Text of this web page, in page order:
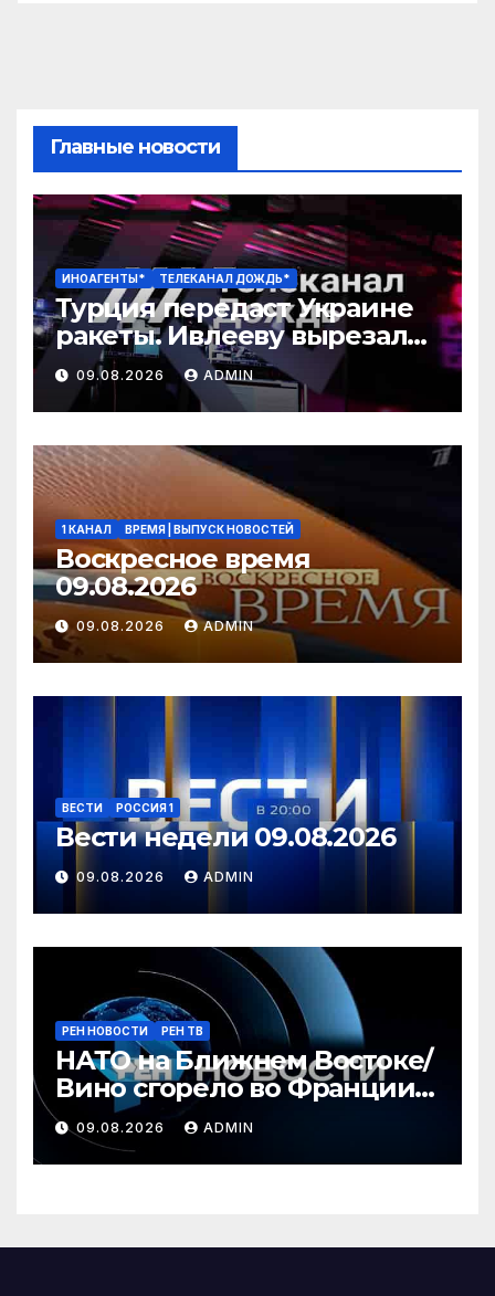
Главные новости
ИНОАГЕНТЫ* ТЕЛЕКАНАЛ ДОЖДЬ*
Турция передаст Украине
ракеты. Ивлееву вырезали
из фильма. Китайские
машины ломаются из-за
бензина
09.08.2026 ADMIN
1 КАНАЛ ВРЕМЯ | ВЫПУСК НОВОСТЕЙ
Воскресное время
09.08.2026
09.08.2026 ADMIN
ВЕСТИ РОССИЯ 1
Вести недели 09.08.2026
09.08.2026 ADMIN
РЕН НОВОСТИ РЕН ТВ
НАТО на Ближнем Востоке/
Вино сгорело во Франции /
Ядовитые пауки в РФ/ РЕН
Новости 12:30, 09.08.2026
09.08.2026 ADMIN